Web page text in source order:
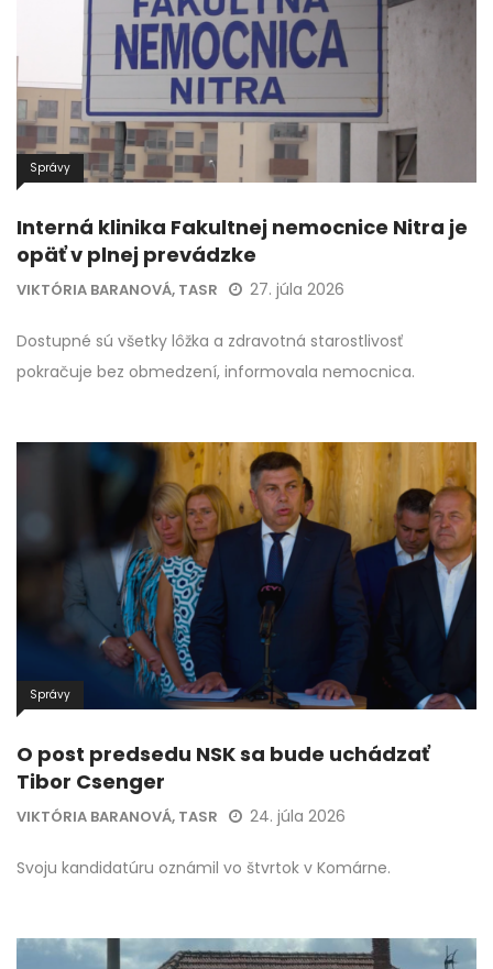
Správy
Interná klinika Fakultnej nemocnice Nitra je
opäť v plnej prevádzke
VIKTÓRIA BARANOVÁ, TASR 27. júla 2026
Dostupné sú všetky lôžka a zdravotná starostlivosť
pokračuje bez obmedzení, informovala nemocnica.
Správy
O post predsedu NSK sa bude uchádzať
Tibor Csenger
VIKTÓRIA BARANOVÁ, TASR 24. júla 2026
Svoju kandidatúru oznámil vo štvrtok v Komárne.